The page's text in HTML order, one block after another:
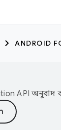
ANDROID
API অনুবাদ